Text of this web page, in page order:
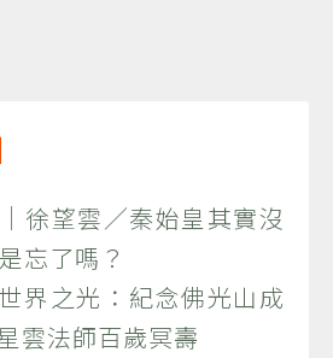
徐望雲／秦始皇其實沒
忘了嗎？
界之光：紀念佛光山成
雲法師百歲冥壽